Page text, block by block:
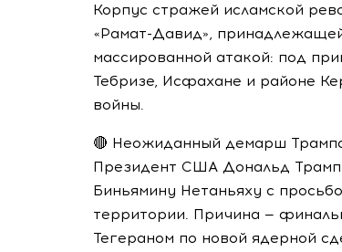
Корпус стражей исламской
«Рамат-Давид»,
массированной атакой: под
Тебризе, Исфахане и районе
войны.
🔴 Неожиданный демарш
Президент США Дональд Трамп
Биньямину Нетаньяху с
территории. Причина —
Тегераном по новой ядерной